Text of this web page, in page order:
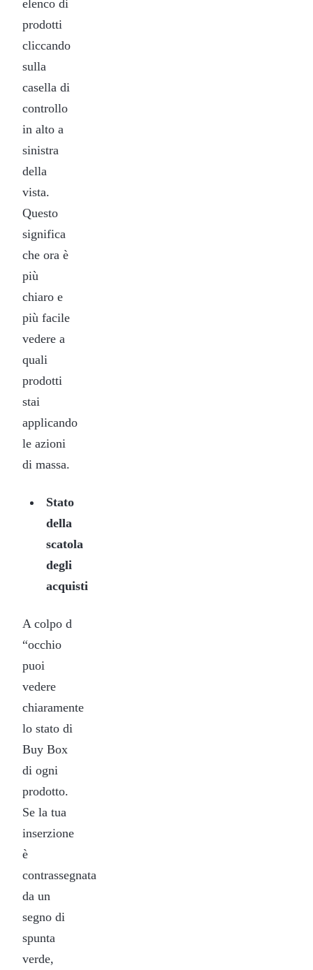
elenco di
prodotti
cliccando
sulla
casella di
controllo
in alto a
sinistra
della
vista.
Questo
significa
che ora è
più
chiaro e
più facile
vedere a
quali
prodotti
stai
applicando
le azioni
di massa.
Stato
della
scatola
degli
acquisti
A colpo d
“occhio
puoi
vedere
chiaramente
lo stato di
Buy Box
di ogni
prodotto.
Se la tua
inserzione
è
contrassegnata
da un
segno di
spunta
verde,